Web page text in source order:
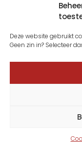
Deze website gebruikt
Geen zin in? Selecteer